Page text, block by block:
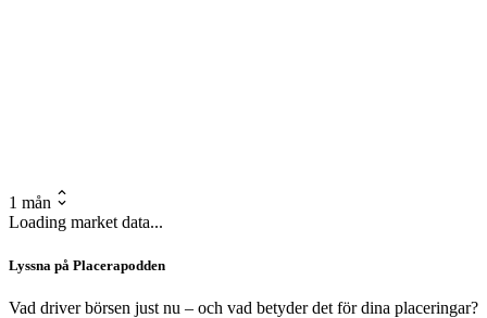
1 mån
Loading market data...
Lyssna på Placerapodden
Vad driver börsen just nu – och vad betyder det för dina placeringar?